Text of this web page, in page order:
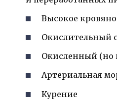
Высокое
Окислительный
Окисленный
Артериальная
Курение